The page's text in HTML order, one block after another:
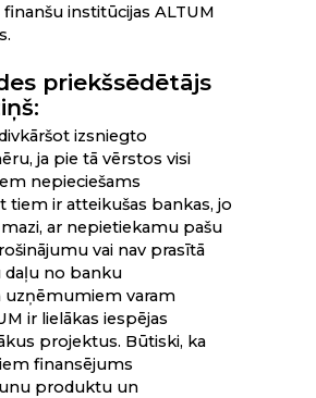
institūcijas ALTUM
priekšsēdētājs
izsniegto
ja pie tā vērstos visi
nepieciešams
tiem ir atteikušas bankas, jo
ar nepietiekamu pašu
vai nav prasītā
daļu no banku
uzņēmumiem varam
ir lielākas iespējas
projektus. Būtiski, ka
finansējums
produktu un